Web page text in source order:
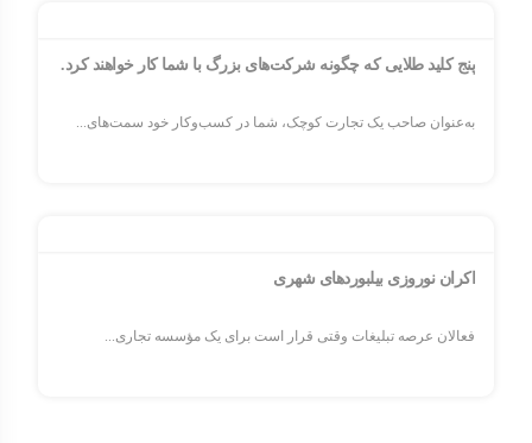
پنج کلید طلایی که چگونه شرکت‌های بزرگ با شما کار خواهند کرد.
به‌عنوان صاحب یک تجارت کوچک، شما در کسب‌وکار خود سمت‌های...
اکران نوروزی بیلبوردهای شهری
فعالان عرصه تبلیغات وقتی قرار است برای یک مؤسسه تجاری...